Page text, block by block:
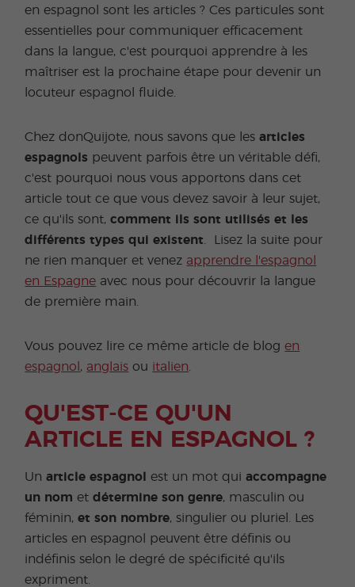
en espagnol sont les articles ? Ces particules sont
essentielles pour communiquer efficacement
dans la langue, c'est pourquoi apprendre à les
maîtriser est la prochaine étape pour devenir un
locuteur espagnol fluide.
Chez donQuijote, nous savons que lesarticles
espagnols peuvent parfois être un véritable défi,
c'est pourquoi nous vous apportons dans cet
article tout ce que vous devez savoir à leur sujet,
ce qu'ils sont,comment ils sont utilisés et les
différents types qui existent . Lisez la suite pour
ne rien manquer et venez apprendre l'espagnol
en Espagne avec nous pour découvrir la langue
de première main.
Vous pouvez lire ce même article de blogen
espagnol , anglais ou italien
QU'EST-CE QU'UN
ARTICLE EN ESPAGNOL ?
Unarticle espagnol est un mot quiaccompagne
un nom etdétermine son genre, masculin ou
féminin,et son nombre, singulier ou pluriel. Les
articles en espagnol peuvent être définis ou
indéfinis selon le degré de spécificité qu'ils
expriment.